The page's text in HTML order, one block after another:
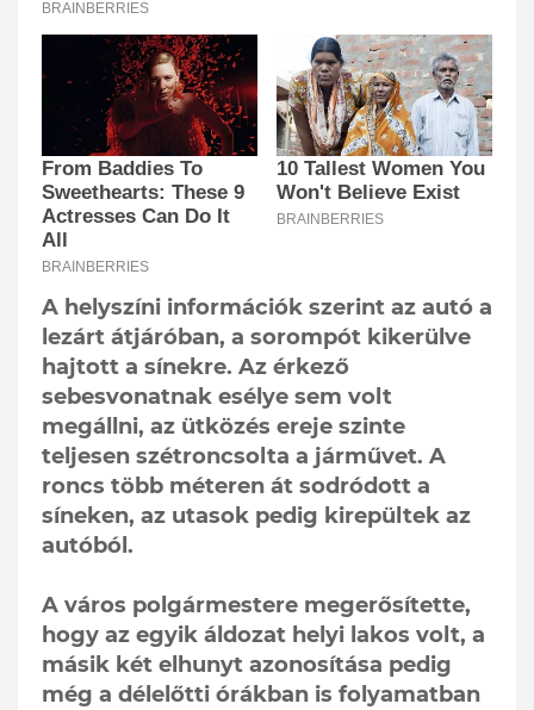
A helyszíni információk szerint az autó a
lezárt átjáróban, a sorompót kikerülve
hajtott a sínekre. Az érkező
sebesvonatnak esélye sem volt
megállni, az ütközés ereje szinte
teljesen szétroncsolta a járművet. A
roncs több méteren át sodródott a
síneken, az utasok pedig kirepültek az
autóból.
A város polgármestere megerősítette,
hogy az egyik áldozat helyi lakos volt, a
másik két elhunyt azonosítása pedig
még a délelőtti órákban is folyamatban